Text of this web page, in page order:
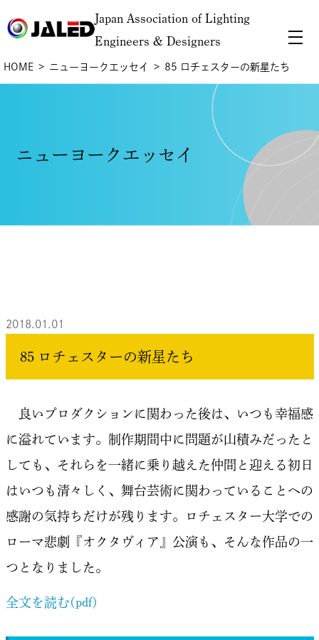
Japan Association of Lighting
Engineers & Designers
HOME ニューヨークエッセイ 85 ロチェスターの新星たち
ニューヨークエッセイ
2018.01.01
85 ロチェスターの新星たち
良いプロダクションに関わった後は、いつも幸福感
に溢れています。制作期間中に問題が山積みだったと
しても、それらを一緒に乗り越えた仲間と迎える初日
はいつも清々しく、舞台芸術に関わっていることへの
感謝の気持ちだけが残ります。ロチェスター大学での
ローマ悲劇『オクタヴィア』公演も、そんな作品の一
つとなりました。
全文を読む(pdf)